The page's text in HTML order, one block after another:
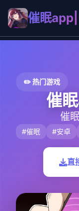
催眠
✏️ 热门游戏
催
催
#催眠 #安卓
直